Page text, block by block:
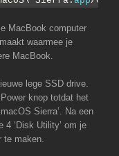
MacBook computer
waarmee je
MacBook.
lege SSD drive.
knop totdat het
Sierra’. Na een
‘Disk Utility’ om je
te maken.